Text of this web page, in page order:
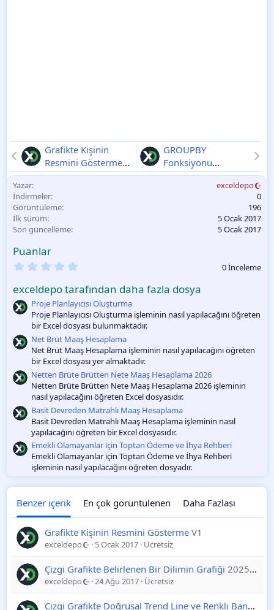
Grafikte Kişinin
Resmini Gösterme
V1
GROUPBY
Fonksiyonu
Kullanım Örneği V1
Yazar
exceldepo
İndirmeler
0
Görüntüleme
196
İlk sürüm
5 Ocak 2017
Son güncelleme
5 Ocak 2017
Puanlar
0
O
y
l
a
m
a
0 İnceleme
exceldepo tarafından daha fazla dosya
Proje Planlayıcısı Oluşturma
Proje Planlayıcısı Oluşturma işleminin nasıl yapılacağını öğreten
bir Excel dosyası bulunmaktadır.
Net Brüt Maaş Hesaplama
Net Brüt Maaş Hesaplama işleminin nasıl yapılacağını öğreten
bir Excel dosyası yer almaktadır.
Netten Brüte Brütten Nete Maaş Hesaplama 2026
Netten Brüte Brütten Nete Maaş Hesaplama 2026 işleminin
nasıl yapılacağını öğreten Excel dosyasıdır.
Basit Devreden Matrahlı Maaş Hesaplama
Basit Devreden Matrahlı Maaş Hesaplama işleminin nasıl
yapılacağını öğreten bir Excel dosyasıdır.
Emekli Olamayanlar için Toptan Ödeme ve İhya Rehberi
Emekli Olamayanlar için Toptan Ödeme ve İhya Rehberi
işleminin nasıl yapılacağını öğreten dosyadır.
Benzer içerik En çok görüntülenen Daha Fazlası
Grafikte Kişinin Resmini Gösterme V1
exceldepo 5 Ocak 2017 Ücretsiz
Çizgi Grafikte Belirlenen Bir Dilimin Grafiği 2025-11-19
exceldepo 24 Ağu 2017 Ücretsiz
Çizgi Grafikte Doğrusal Trend Line ve Renkli Bant